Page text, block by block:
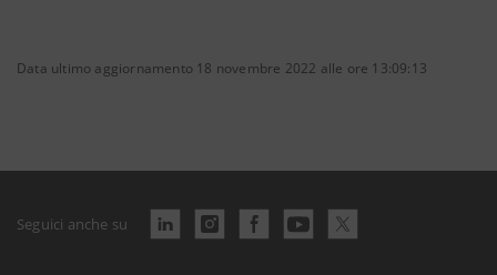
Data ultimo aggiornamento 18 novembre 2022 alle ore 13:09:13
Seguici anche su